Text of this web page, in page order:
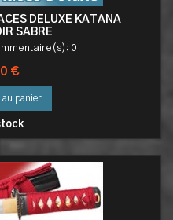
DELUXE KATANA
SABRE
0
€
au panier